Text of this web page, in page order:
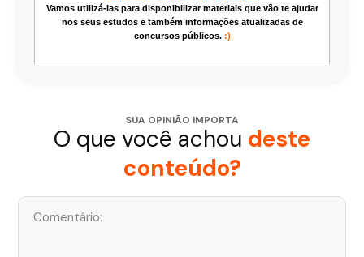
Vamos utilizá-las para disponibilizar materiais que vão te ajudar
nos seus estudos e também informações atualizadas de
concursos públicos. :)
SUA OPINIÃO IMPORTA
O que você achou deste
conteúdo?